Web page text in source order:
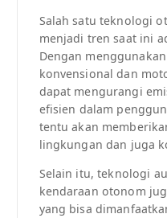
Salah satu teknologi
menjadi tren saat ini
Dengan
konvensional dan
dapat mengurangi
efisien dalam
tentu akan
lingkungan dan juga
Selain itu, teknologi
kendaraan otonom
yang bisa